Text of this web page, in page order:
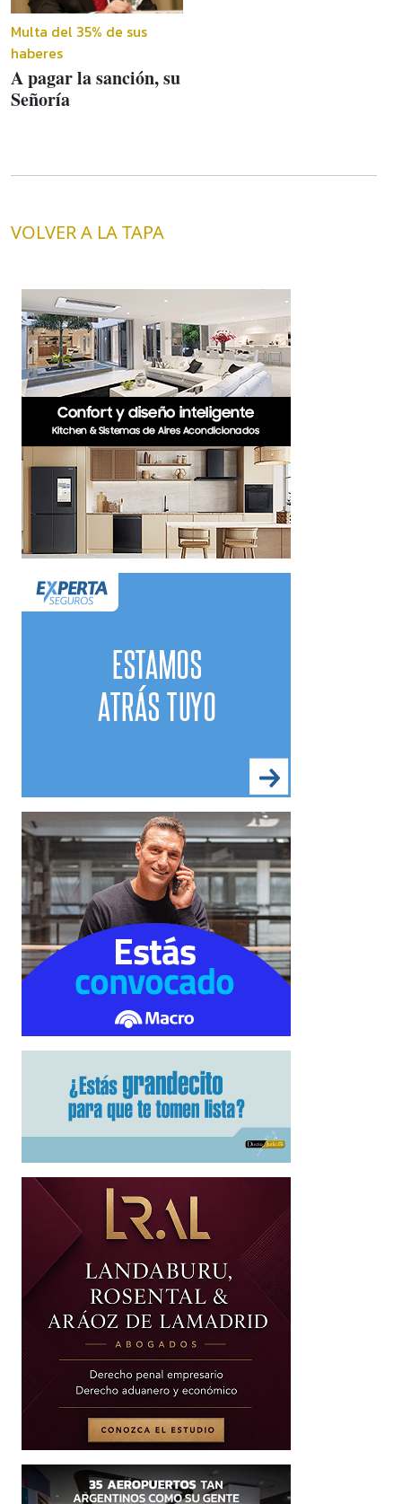
Multa del 35% de sus
haberes
A pagar la sanción, su
Señoría
VOLVER A LA TAPA